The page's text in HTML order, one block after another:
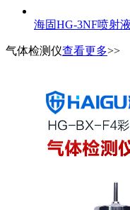
海固HG-3NF喷射
气体检测仪查看更多>>